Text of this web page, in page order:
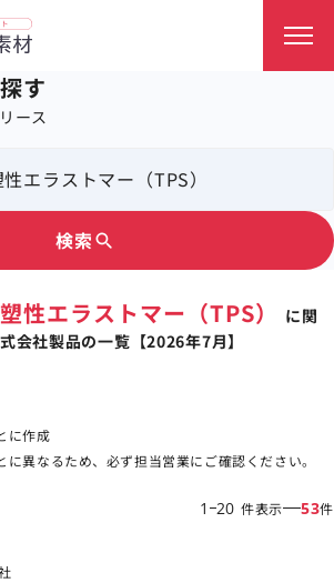
す
ース
検索 search
性エラストマー（TPS）
に関
会社製品の一覧【2026年7月】
に作成
異なるため、必ず担当営業にご確認ください。
1 20 件表示 53件